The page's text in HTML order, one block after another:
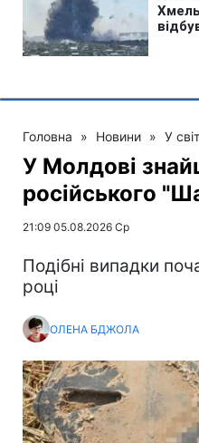
Головна » Новини » У
У Молдові
російського
21:09 05.08.2026 Ср
Подібні випадки
році
ОЛЕНА БДЖОЛА